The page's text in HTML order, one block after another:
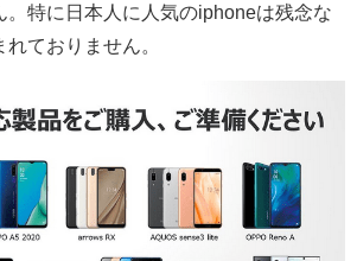
。特に日本人に人気のiphoneは残念な
ておりません。